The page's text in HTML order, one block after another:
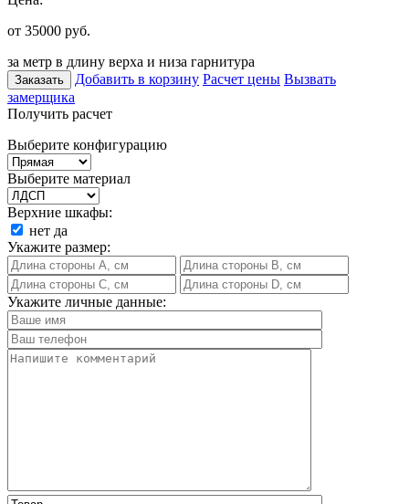
от 35000 руб.
за метр в длину верха и низа гарнитура
Заказать Добавить в корзину Расчет цены Вызвать
замерщика
Получить расчет
Выберите конфигурацию
Выберите материал
Верхние шкафы:
нет да
Укажите размер:
Укажите личные данные: